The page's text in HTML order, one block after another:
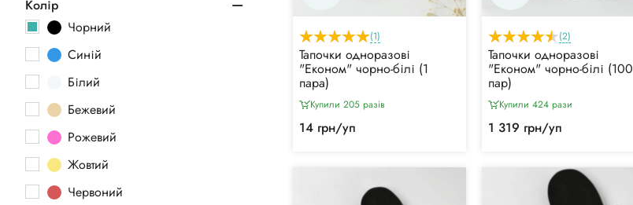
Колір
Чорний
Синій
Білий
Бежевий
Рожевий
Жовтий
Червоний
(1)
Тапочки одноразові
"Економ" чорно-білі (1
пара)
Купили 205 разiв
14 грн/уп
(2)
Тапочки одноразові
"Економ" чорно-білі (100
пар)
Купили 424 рази
1 319 грн/уп